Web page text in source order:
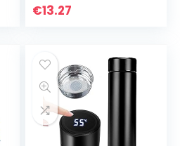
€13.27